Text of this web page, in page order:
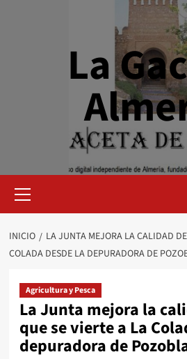
La
primario
INICIO
LA JUNTA MEJORA LA CALIDAD
COLADA DESDE LA DEPURADORA DE
Agricultura y Pesca
La Junta mejora la
que se vierte a La
depuradora de